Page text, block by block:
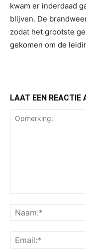
kwam er inderdaad
blijven. De
zodat het grootste
gekomen om de
LAAT EEN REACTIE